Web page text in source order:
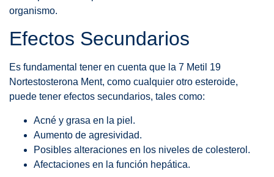
organismo.
Efectos Secundarios
Es fundamental tener en cuenta que la 7 Metil 19
Nortestosterona Ment, como cualquier otro esteroide,
puede tener efectos secundarios, tales como:
Acné y grasa en la piel.
Aumento de agresividad.
Posibles alteraciones en los niveles de colesterol.
Afectaciones en la función hepática.